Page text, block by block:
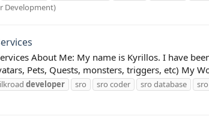
Development)
About Me: My name is Kyrillos. I have
Pets, Quests, monsters, triggers, etc) My
developer sro sro coder sro database sro